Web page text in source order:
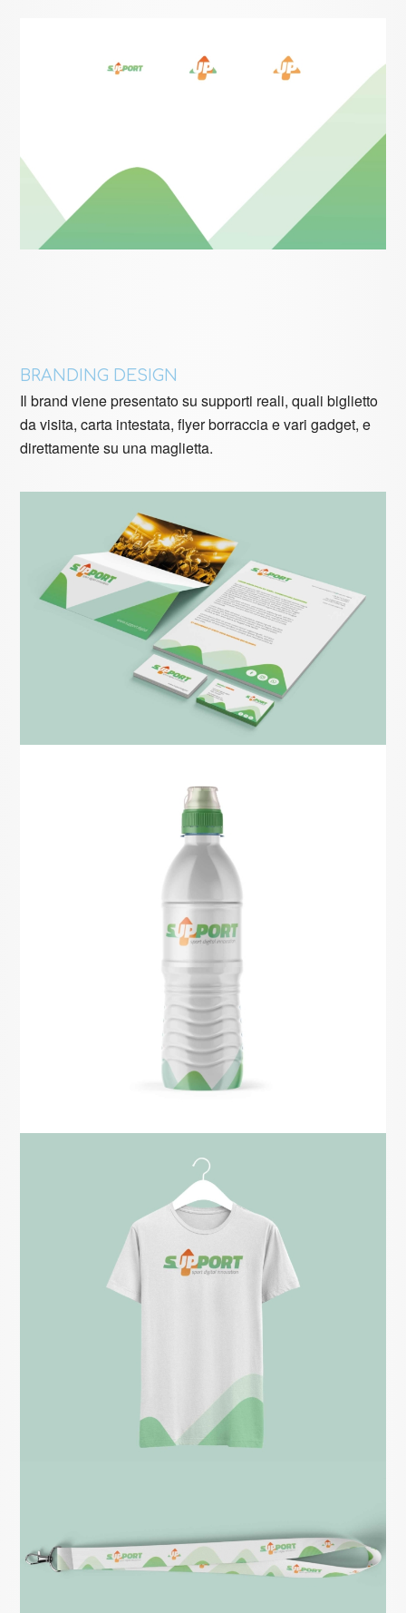
BRANDING DESIGN
Il brand viene presentato su supporti reali, quali biglietto
da visita, carta intestata, flyer borraccia e vari gadget, e
direttamente su una maglietta.